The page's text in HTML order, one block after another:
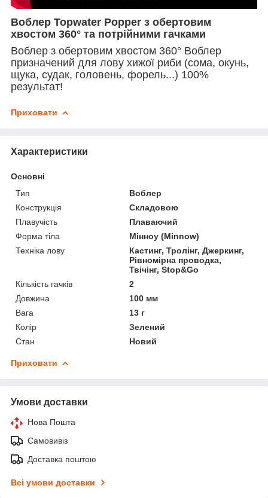
Воблер Topwater Popper з обертовим
хвостом 360° та потрійними гачками
Воблер з обертовим хвостом 360° Воблер
призначений для лову хижої риби (сома, окунь,
щука, судак, головень, форель...) 100%
результат!
Приховати
Характеристики
Основні
Тип
Воблер
Конструкція
Складовою
Плавучість
Плаваючий
Форма тіла
Мінноу (Minnow)
Техніка лову
Кастинг, Тролінг, Джеркинг,
Рівномірна проводка,
Твічінг, Stop&Go
Кількість гачків
2
Довжина
100 мм
Вага
13 г
Колір
Зелений
Стан
Новий
Приховати
Умови доставки
Нова Пошта
Самовивіз
Доставка поштою
Всі умови доставки